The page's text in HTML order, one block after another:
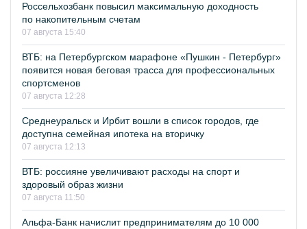
Россельхозбанк повысил максимальную доходность
по накопительным счетам
07 августа 15:40
ВТБ: на Петербургском марафоне «Пушкин - Петербург»
появится новая беговая трасса для профессиональных
спортсменов
07 августа 12:28
Среднеуральск и Ирбит вошли в список городов, где
доступна семейная ипотека на вторичку
07 августа 12:13
ВТБ: россияне увеличивают расходы на спорт и
здоровый образ жизни
07 августа 11:50
Альфа-Банк начислит предпринимателям до 10 000